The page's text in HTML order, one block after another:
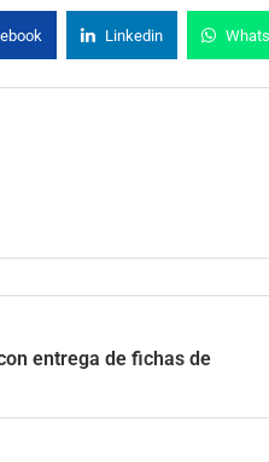
Linkedin
entrega de fichas de